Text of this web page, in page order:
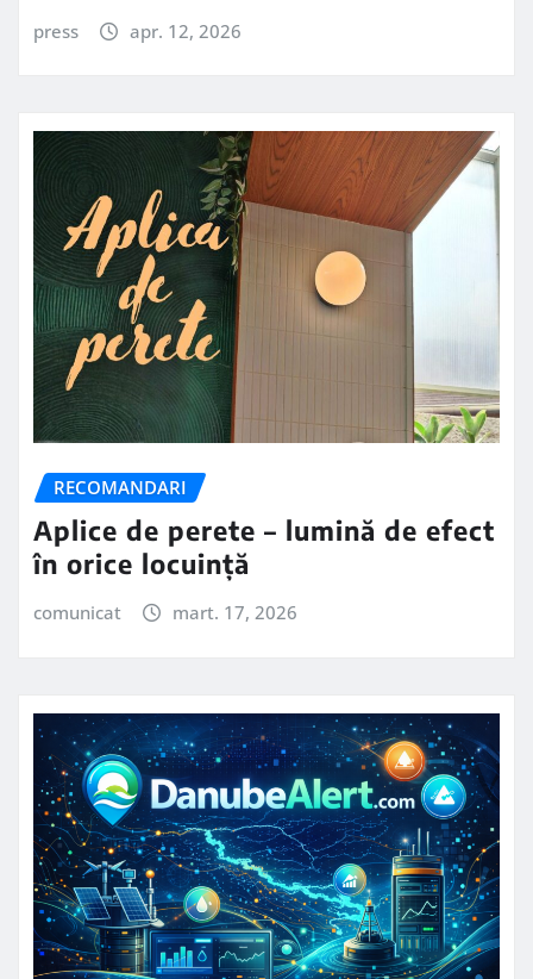
press apr. 12, 2026
RECOMANDARI
Aplice de perete – lumină de efect
în orice locuință
comunicat mart. 17, 2026